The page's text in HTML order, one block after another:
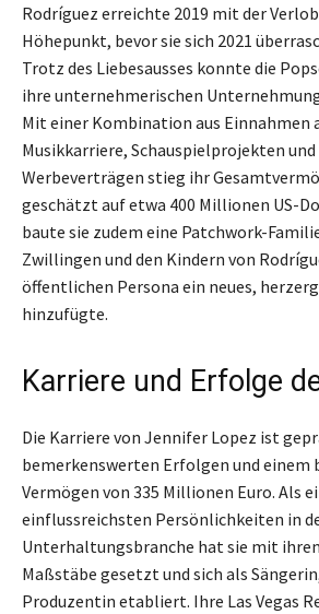
Rodríguez erreichte 2019 mit der
Höhepunkt, bevor sie sich 2021
Trotz des Liebesausses konnte die
ihre unternehmerischen
Mit einer Kombination aus Einnahmen
Musikkarriere, Schauspielprojekten
Werbeverträgen stieg ihr
geschätzt auf etwa 400 Millionen US-
baute sie zudem eine Patchwork-
Zwillingen und den Kindern von
öffentlichen Persona ein neues,
hinzufügte.
Karriere und Erfolge
Die Karriere von Jennifer Lopez ist
bemerkenswerten Erfolgen und einem
Vermögen von 335 Millionen Euro. Als
einflussreichsten Persönlichkeiten in
Unterhaltungsbranche hat sie mit
Maßstäbe gesetzt und sich als
Produzentin etabliert. Ihre Las Vegas